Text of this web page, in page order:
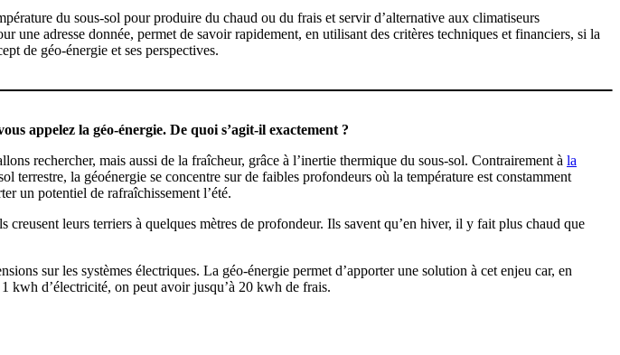
du sous-sol pour produire du chaud ou du frais et servir d’alternative aux climatiseurs
adresse donnée, permet de savoir rapidement, en utilisant des critères techniques et financiers, si la
de géo-énergie et ses perspectives.
appelez la géo-énergie. De quoi s’agit-il exactement ?
rechercher, mais aussi de la fraîcheur, grâce à l’inertie thermique du sous-sol. Contrairement à la
terrestre, la géoénergie se concentre sur de faibles profondeurs où la température est constamment
un potentiel de rafraîchissement l’été.
leurs terriers à quelques mètres de profondeur. Ils savent qu’en hiver, il y fait plus chaud que
sur les systèmes électriques. La géo-énergie permet d’apporter une solution à cet enjeu car, en
kwh d’électricité, on peut avoir jusqu’à 20 kwh de frais.